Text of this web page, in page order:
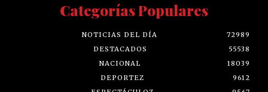
Categorías Populares
NOTICIAS DEL DÍA
72989
DESTACADOS
55538
NACIONAL
18039
DEPORTEZ
9612